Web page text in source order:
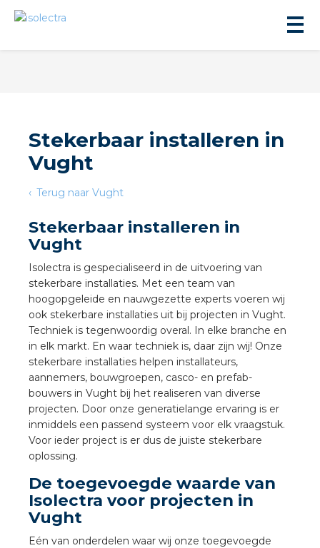
Stekerbaar installeren in
Vught
Terug naar Vught
Stekerbaar installeren in
Vught
Isolectra is gespecialiseerd in de uitvoering van
stekerbare installaties. Met een team van
hoogopgeleide en nauwgezette experts voeren wij
ook stekerbare installaties uit bij projecten in Vught.
Techniek is tegenwoordig overal. In elke branche en
in elk markt. En waar techniek is, daar zijn wij! Onze
stekerbare installaties helpen installateurs,
aannemers, bouwgroepen, casco- en prefab-
bouwers in Vught bij het realiseren van diverse
projecten. Door onze generatielange ervaring is er
inmiddels een passend systeem voor elk vraagstuk.
Voor ieder project is er dus de juiste stekerbare
oplossing.
De toegevoegde waarde van
Isolectra voor projecten in
Vught
Eén van onderdelen waar wij onze toegevoegde
installeren
installeren
installeren
installeren in beton